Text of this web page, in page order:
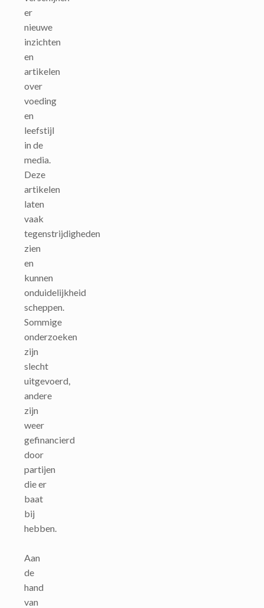
er
nieuwe
inzichten
en
artikelen
over
voeding
en
leefstijl
in de
media.
Deze
artikelen
laten
vaak
tegenstrijdigheden
zien
en
kunnen
onduidelijkheid
scheppen.
Sommige
onderzoeken
zijn
slecht
uitgevoerd,
andere
zijn
weer
gefinancierd
door
partijen
die er
baat
bij
hebben.
Aan
de
hand
van